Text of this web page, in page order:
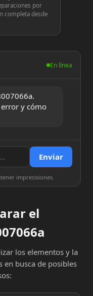
por
completa desde
En línea
error y cómo
Enviar
imprecisiones.
el
los elementos y la
en busca de posibles